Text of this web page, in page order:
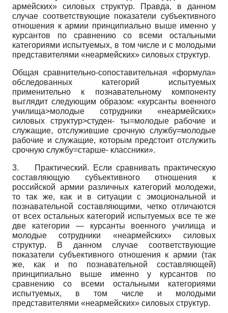
армейских» силовых структур. Правда, в данном
случае соответствующие показатели субъективного
отношения к армии принципиально выше именно у
курсантов по сравнению со всеми остальными
категориями испытуемых, в том числе и с молодыми
представителями «неармейских» силовых структур.
Общая сравнительно-сопоставительная «формула»
обследованных категорий испытуемых
применительно к познавательному компоненту
выглядит следующим образом: «курсанты военного
училища>молодые сотрудники «не­армейских»
силовых структур>студен- ты=молодые рабочие и
служащие, отслужившие срочную службу=молодые
рабочие и служащие, которым предстоит отслужить
срочную службу=старше- классники».
3. Практический. Если сравнивать практическую
составляющую субъективного отношения к
российской армии различных категорий молодежи,
то так же, как и в ситуации с эмоциональной и
познавательной составляющими, четко отличаются
от всех остальных категорий испытуемых все те же
две категории — курсанты военного училища и
молодые сотрудники «неармейских» силовых
структур. В данном случае соответствующие
показатели субъективного отношения к армии (так
же, как и по познавательной составляющей)
принципиально выше именно у курсантов по
сравнению со всеми остальными категориями
испытуемых, в том числе и молодыми
представителями «неармейских» силовых структур.